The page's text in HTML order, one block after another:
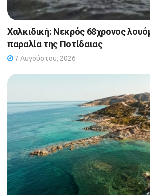
Χαλκιδική: Νεκρός 68χρονος
παραλία της Ποτίδαιας
7 Αυγούστου, 2026